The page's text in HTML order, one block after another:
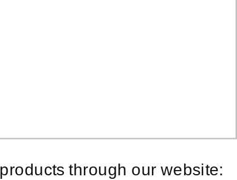
through our website: